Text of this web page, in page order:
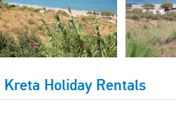
Holiday Rentals